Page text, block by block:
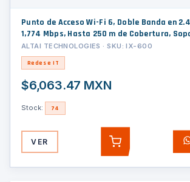
Punto de Acceso Wi-Fi 6, Doble Banda en
1,774 Mbps, Hasta 250 m de Cobertura,
Clientes Concurrentes, Tecnología
Cobertura. Administración en Nube Gratis
ALTAI TECHNOLOGIES · SKU: IX-600
Redes e IT
$6,063.47 MXN
Stock: 74
VER AGREGAR